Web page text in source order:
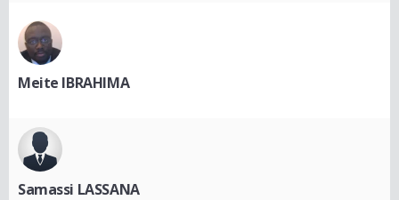
Meite IBRAHIMA
Samassi LASSANA